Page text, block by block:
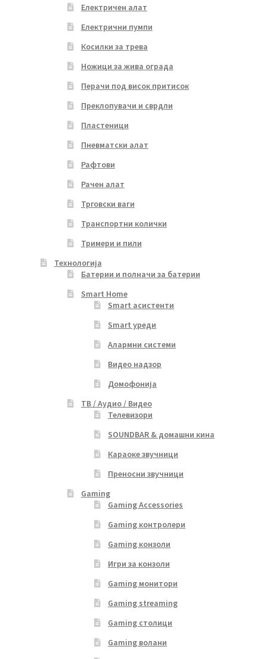
Електричен алат
Електрични пумпи
Косилки за трева
Ножици за жива ограда
Перачи под висок притисок
Преклопувачи и сврдли
Пластеници
Пневматски алат
Рафтови
Рачен алат
Трговски ваги
Транспортни колички
Тримери и пили
Технологија
Батерии и полначи за батерии
Smart Home
Smart асистенти
Smart уреди
Алармни системи
Видео надзор
Домофонија
ТВ / Аудио / Видео
Телевизори
SOUNDBAR & домашни кина
Караоке звучници
Преносни звучници
Gaming
Gaming Accessories
Gaming контролери
Gaming конзоли
Игри за конзоли
Gaming монитори
Gaming streaming
Gaming столици
Gaming волани